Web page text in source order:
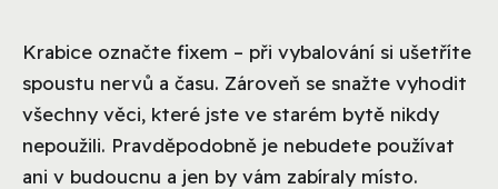
Krabice označte fixem – při vybalování si ušetříte
spoustu nervů a času. Zároveň se snažte vyhodit
všechny věci, které jste ve starém bytě nikdy
nepoužili. Pravděpodobně je nebudete používat
ani v budoucnu a jen by vám zabíraly místo.